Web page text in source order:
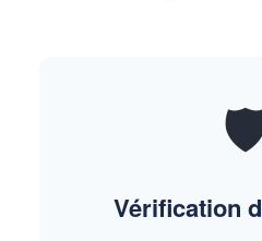
Vérification